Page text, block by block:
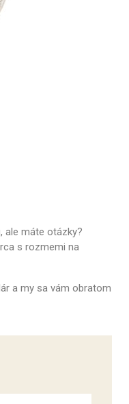
ale máte otázky?
s rozmemi na
a my sa vám obratom